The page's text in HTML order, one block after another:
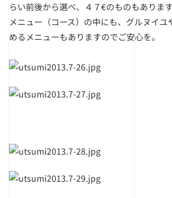
らい前後から選べ、４７€のものもあります
メニュー（コース）の中にも、グルヌイユ
めるメニューもありますのでご安心を。